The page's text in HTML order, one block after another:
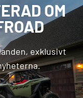
OM
exklusivt